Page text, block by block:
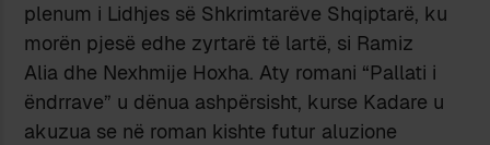
plenum i Lidhjes së Shkrimtarëve Shqiptarë, ku
morën pjesë edhe zyrtarë të lartë, si Ramiz
Alia dhe Nexhmije Hoxha. Aty romani “Pallati i
ëndrrave” u dënua ashpërsisht, kurse Kadare u
akuzua se në roman kishte futur aluzione